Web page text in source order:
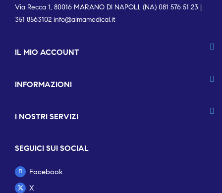
Via Recca 1, 80016 MARANO DI NAPOLI, (NA) 081 576 51 23 |
351 8563102 info@almamedical.it
IL MIO ACCOUNT
INFORMAZIONI
I NOSTRI SERVIZI
SEGUICI SUI SOCIAL
Facebook
X